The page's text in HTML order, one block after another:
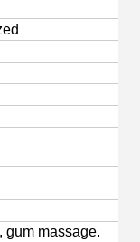
gum massage.